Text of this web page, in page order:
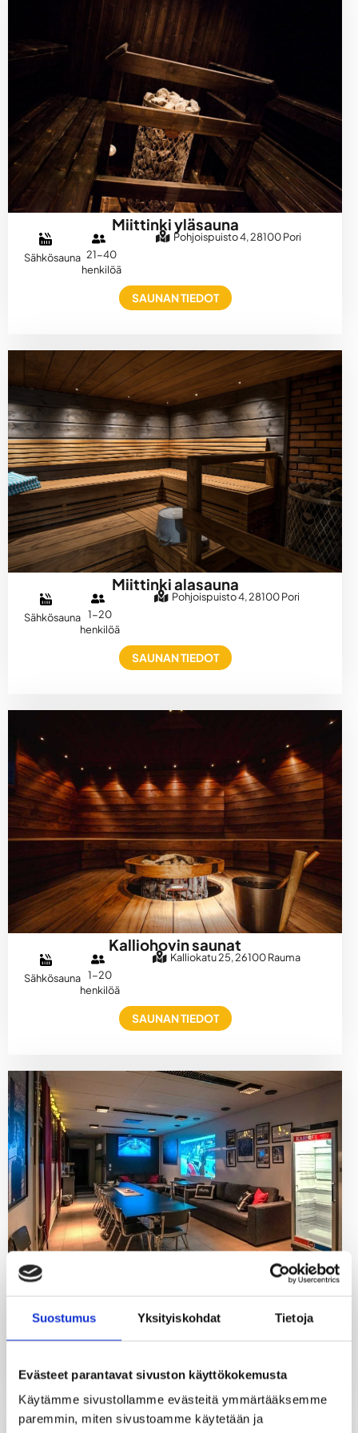
Suostumus Yksityiskohdat Tietoja
Evästeet parantavat sivuston käyttökokemusta
Käytämme sivustollamme evästeitä ymmärtääksemme
paremmin, miten sivustoamme käytetään ja
Miittinki yläsauna
Sähkösauna 21-40
henkilöä
Pohjoispuisto 4, 28100 Pori
SAUNAN TIEDOT
Miittinki alasauna
Sähkösauna 1-20
henkilöä
Pohjoispuisto 4, 28100 Pori
SAUNAN TIEDOT
Kalliohovin saunat
Sähkösauna 1-20
henkilöä
Kalliokatu 25, 26100 Rauma
SAUNAN TIEDOT
henkilöä
Yrjönkatu 23 A, 28100 Pori
SAUNAN TIEDOT